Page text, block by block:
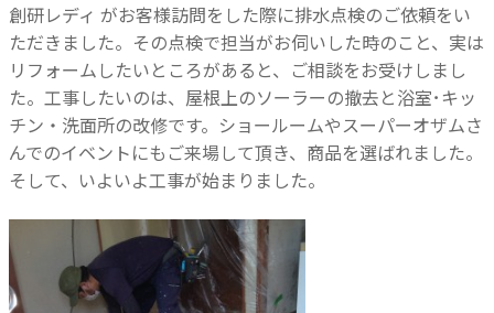
創研レディ がお客様訪問をした際に排水点検のご依頼をい
ただきました。 その点検で担当がお伺いした時のこと、実は
リフォームしたいところがあると、ご相談をお受けしまし
た。 工事したいのは、屋根上のソーラーの撤去と浴室･キッ
チン・洗面所の改修です。 ショールームやスーパーオザムさ
んでのイベントにもご来場して頂き、商品を選ばれました。
そして、いよいよ工事が始まりました。